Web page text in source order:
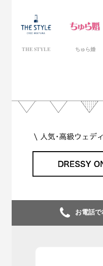
THE STYLE ちゅら婚
お電話で